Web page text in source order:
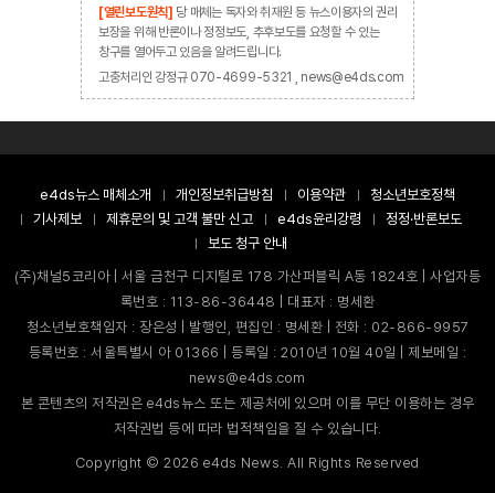
[열린보도원칙] 당 매체는 독자와 취재원 등 뉴스이용자의 권리
보장을 위해 반론이나 정정보도, 추후보도를 요청할 수 있는
창구를 열어두고 있음을 알려드립니다.
고충처리인 강정규 070-4699-5321 , news@e4ds.com
e4ds뉴스 매체소개 개인정보취급방침 이용약관
청소년보호정책
기사제보
제휴문의 및 고객 불만 신고 e4ds윤리강령
정정·반론보도
보도 청구 안내
(주)채널5코리아 | 서울 금천구 디지털로 178 가산퍼블릭 A동 1824호 | 사업자등
록번호 : 113-86-36448 | 대표자 : 명세환
청소년보호책임자 : 장은성 | 발행인, 편집인 : 명세환 | 전화 : 02-866-9957
등록번호 : 서울특별시 아 01366 | 등록일 : 2010년 10월 40일 | 제보메일 :
news@e4ds.com
본 콘텐츠의 저작권은 e4ds뉴스 또는 제공처에 있으며 이를 무단 이용하는 경우
저작권법 등에 따라 법적책임을 질 수 있습니다.
Copyright ©2026 e4ds News. All Rights Reserved